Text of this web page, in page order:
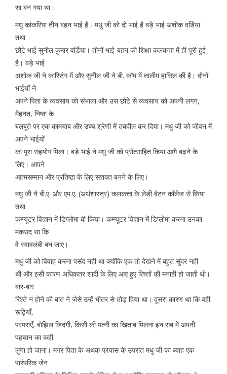
सा बन गया था।
मधु कांकरिया तीन बहन भाई हैं। मधु जी को दो भाई हैं बड़े भाई अशोक वर्डिया
तथा
छोटे भाई सुनील कुमार वर्डिया। तीनों भाई-बहन की शिक्षा कलकत्ता में ही पूरी हुई
है। बड़े भाई
अशोक जी ने कास्टिंग में और सुनील जी ने बी. कॉम में तालीम हासिल की है। दोनों
भाईयों ने
अपने पिता के व्यवसाय को संभाला और उस छोटे से व्यवसाय को अपनी लगन,
मेहनत, निष्ठा के
बलबूते पर एक कामयाब और उच्च श्रेणी में तबदील कर दिया। मधु जी को जीवन में
अपने भाईयों
का पूरा सहयोग मिला। बड़े भाई ने मधु जी को प्रोत्साहित किया आगे बढ़ने के
लिए। आपने
आत्मसम्मान और प्रतिष्ठा के लिए सशक्त बनने के लिए।
मधु जी ने बी.ए. और एम.ए. (अर्थशास्त्र) कलकत्ता के लेडी बेटन कॉलेज से किया
तथा
कम्प्यूटर विज्ञान में डिप्लोमा बी किया। कम्प्यूटर विज्ञान में डिप्लोमा करना उनका
मकसद था कि
वे स्वावलंबी बन जाए।
मधु जी को विवाह करना पसंद नही था क्योंकि एक तो देखने में बहुत सुंदर नही
थी और इसी कारण अधिकतर शादी के लिए आए हुए रिश्तों की मनाही हो जाती थी।
बार-बार
रिश्ते न होने की बात ने जेसे उन्हें भीतर से तोड़ दिया था। दूसरा कारण था कि वही
रूढ़ियाँ,
परंपराएँ, बोझिल जिंदगी, किसी की पत्नी का खिताब मिलना इन सब में अपनी
पहचान का कही
लुप्त हो जाना। मगर पिता के अथक प्रयास के उपरांत मधु जी का ब्याह एक
पारंपरिक जेन